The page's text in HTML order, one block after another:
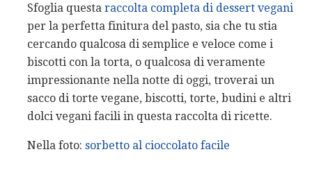
Sfoglia questa raccolta completa di dessert vegani
per la perfetta finitura del pasto, sia che tu stia
cercando qualcosa di semplice e veloce come i
biscotti con la torta, o qualcosa di veramente
impressionante nella notte di oggi, troverai un
sacco di torte vegane, biscotti, torte, budini e altri
dolci vegani facili in questa raccolta di ricette.
Nella foto: sorbetto al cioccolato facile